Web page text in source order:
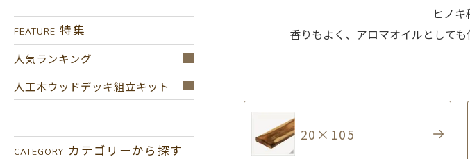
FEATURE 特集
人気ランキング
人工木ウッドデッキ組立キット
CATEGORY カテゴリーから探す
ヒノ
香りもよく、アロマオイルとして
20×105